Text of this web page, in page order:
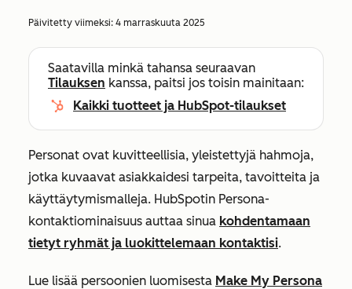
Päivitetty viimeksi: 4 marraskuuta 2025
Saatavilla minkä tahansa seuraavan
Tilauksen kanssa, paitsi jos toisin mainitaan:
Kaikki tuotteet ja HubSpot-tilaukset
Personat ovat kuvitteellisia, yleistettyjä hahmoja,
jotka kuvaavat asiakkaidesi tarpeita, tavoitteita ja
käyttäytymismalleja. HubSpotin Persona-
kontaktiominaisuus auttaa sinua kohdentamaan
tietyt ryhmät ja luokittelemaan kontaktisi.
Lue lisää persoonien luomisesta Make My Persona